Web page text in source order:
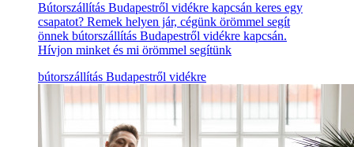
Bútorszállítás Budapestről vidékre kapcsán keres egy
csapatot? Remek helyen jár, cégünk örömmel segít
önnek bútorszállítás Budapestről vidékre kapcsán.
Hívjon minket és mi örömmel segítünk
bútorszállítás Budapestről vidékre